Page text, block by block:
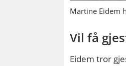
Martine Eidem
Vil få
Eidem tror